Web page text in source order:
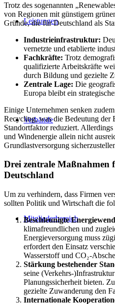
Leistungen
Verbände
Mitgliederbereich
Trotz des sogenannten
von Regionen mit günstigem
Gründe, die für Deutschland als
Industrieinfrastruktur:
vernetzte und etablierte
Fachkräfte: Trotz
qualifizierte Arbeitskräfte
durch Bildung und gezielte
Zentrale Lage: Die
Europa bleibt ein
Einige Unternehmen senken
Recycling, was die Bedeutung der
Standortfaktor reduziert.
und Windenergie allein nicht
Grundlastversorgung
Drei zentrale Maßnahmen
Deutschland
Um zu verhindern, dass Firmen
sollten Politik und Wirtschaft die
Beschleunigte
klimafreundlichen und
Energieversorgung muss
erfordert den Einsatz
Wasserstoff und CO₂-
Stärkung bestehender
seine (Verkehrs-
Planungssicherheit bieten.
gezielte Zuwanderung den
Internationale